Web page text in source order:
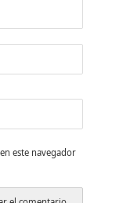
este navegador